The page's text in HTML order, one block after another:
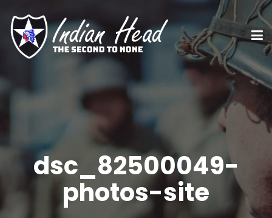
dsc_82500049-
photos-site